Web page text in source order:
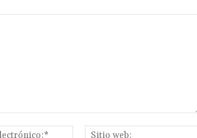
Correo